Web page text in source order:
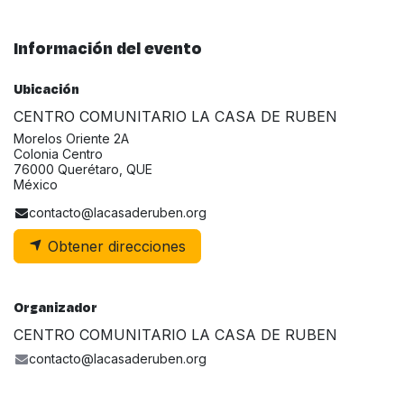
Información del evento
Ubicación
CENTRO COMUNITARIO LA CASA DE RUBEN
Morelos Oriente 2A
Colonia Centro
76000 Querétaro, QUE
México
contacto@lacasaderuben.org
Obtener direcciones
Organizador
CENTRO COMUNITARIO LA CASA DE RUBEN
contacto@lacasaderuben.org